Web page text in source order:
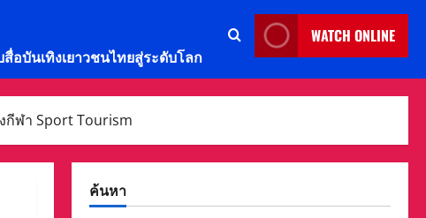
บสื่อบันเทิงเยาวชนไทยสู่ระดับโลก
WATCH ONLINE
กีฬา Sport Tourism
ค้นหา